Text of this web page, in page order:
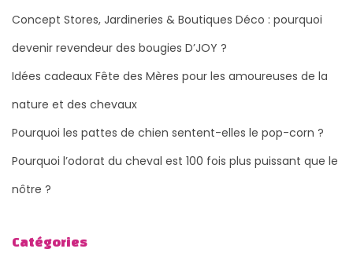
Concept Stores, Jardineries & Boutiques Déco : pourquoi
devenir revendeur des bougies D’JOY ?
Idées cadeaux Fête des Mères pour les amoureuses de la
nature et des chevaux
Pourquoi les pattes de chien sentent-elles le pop-corn ?
Pourquoi l’odorat du cheval est 100 fois plus puissant que le
nôtre ?
Catégories